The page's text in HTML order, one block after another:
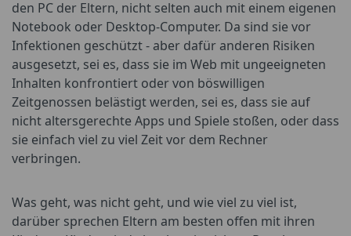
den PC der Eltern, nicht selten auch mit einem eigenen
Notebook oder Desktop-Computer. Da sind sie vor
Infektionen geschützt - aber dafür anderen Risiken
ausgesetzt, sei es, dass sie im Web mit ungeeigneten
Inhalten konfrontiert oder von böswilligen
Zeitgenossen belästigt werden, sei es, dass sie auf
nicht altersgerechte Apps und Spiele stoßen, oder dass
sie einfach viel zu viel Zeit vor dem Rechner
verbringen.
Was geht, was nicht geht, und wie viel zu viel ist,
darüber sprechen Eltern am besten offen mit ihren